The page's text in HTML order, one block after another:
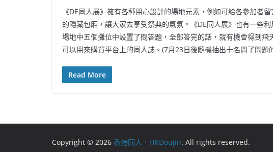
《DE同人展》擁有各種用心設計的場地元素，例如可給各參加者
的隱藏包廂，讓大家去享受祭典的氣氛。《DE同人展》也有一些
場地中五個攤位中設置了問答題，全部答完的話，就有機會得到
可以用來購買平台上的同人誌。(7月23日後隨機抽出十名問了問題
Read More
Copyright © 2026 香港同人．HKDoujin. All rights reserved.